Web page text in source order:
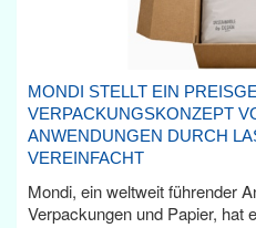
MONDI STELLT EIN
VERPACKUNGSKONZEPT
ANWENDUNGEN DURCH
VEREINFACHT
Mondi, ein weltweit führender
Verpackungen und Papier, hat